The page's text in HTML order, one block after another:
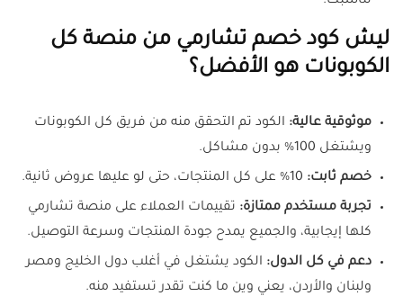
ليش كود خصم تشارمي من منصة كل
الكوبونات هو الأفضل؟
موثوقية عالية: الكود تم التحقق منه من فريق كل الكوبونات
ويشتغل 100% بدون مشاكل.
خصم ثابت:
تجربة مستخدم ممتازة: تقييمات العملاء على منصة تشارمي
كلها إيجابية، والجميع يمدح جودة المنتجات وسرعة التوصيل.
دعم في كل الدول: الكود يشتغل في أغلب دول الخليج ومصر
ولبنان والأردن، يعني وين ما كنت تقدر تستفيد منه.